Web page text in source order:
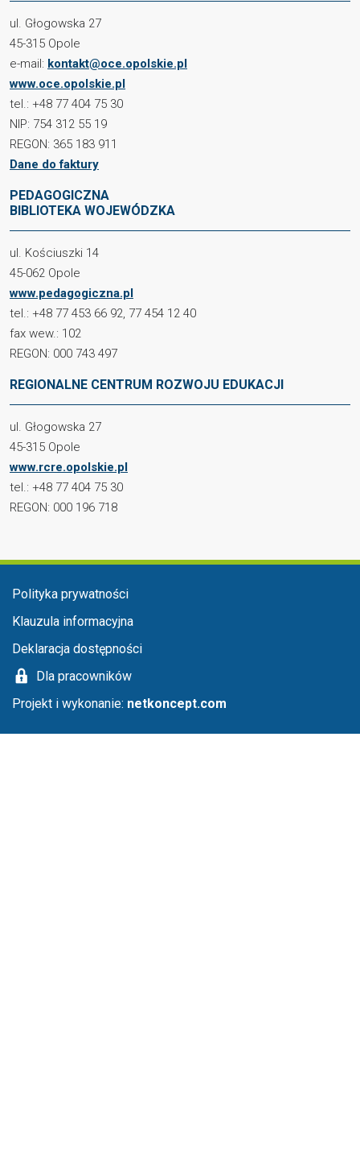
ul. Głogowska 27
45-315 Opole
e-mail: kontakt@oce.opolskie.pl
www.oce.opolskie.pl
tel.: +48 77 404 75 30
NIP: 754 312 55 19
REGON: 365 183 911
Dane do faktury
PEDAGOGICZNA
BIBLIOTEKA WOJEWÓDZKA
ul. Kościuszki 14
45-062 Opole
www.pedagogiczna.pl
tel.: +48 77 453 66 92, 77 454 12 40
fax wew.: 102
REGON: 000 743 497
REGIONALNE CENTRUM ROZWOJU EDUKACJI
ul. Głogowska 27
45-315 Opole
www.rcre.opolskie.pl
tel.: +48 77 404 75 30
REGON: 000 196 718
Menu stopka
Polityka prywatności
Klauzula informacyjna
Deklaracja dostępności
Dla pracowników
Projekt i wykonanie: netkoncept.com